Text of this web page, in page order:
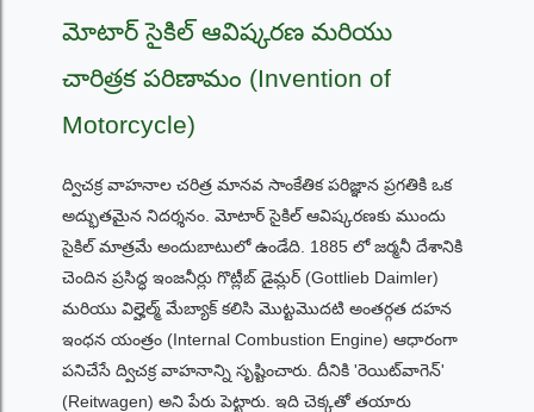
మోటార్ సైకిల్ ఆవిష్కరణ మరియు
చారిత్రక పరిణామం (Invention of
Motorcycle)
ద్విచక్ర వాహనాల చరిత్ర మానవ సాంకేతిక పరిజ్ఞాన ప్రగతికి ఒక
అద్భుతమైన నిదర్శనం. మోటార్ సైకిల్ ఆవిష్కరణకు ముందు
సైకిల్ మాత్రమే అందుబాటులో ఉండేది. 1885 లో జర్మనీ దేశానికి
చెందిన ప్రసిద్ధ ఇంజనీర్లు గొట్లీబ్ డైమ్లర్ (Gottlieb Daimler)
మరియు విల్హెల్మ్ మేబ్యాక్ కలిసి మొట్టమొదటి అంతర్గత దహన
ఇంధన యంత్రం (Internal Combustion Engine) ఆధారంగా
పనిచేసే ద్విచక్ర వాహనాన్ని సృష్టించారు. దీనికి 'రెయిట్‌వాగెన్'
(Reitwagen) అని పేరు పెట్టారు. ఇది చెక్కతో తయారు